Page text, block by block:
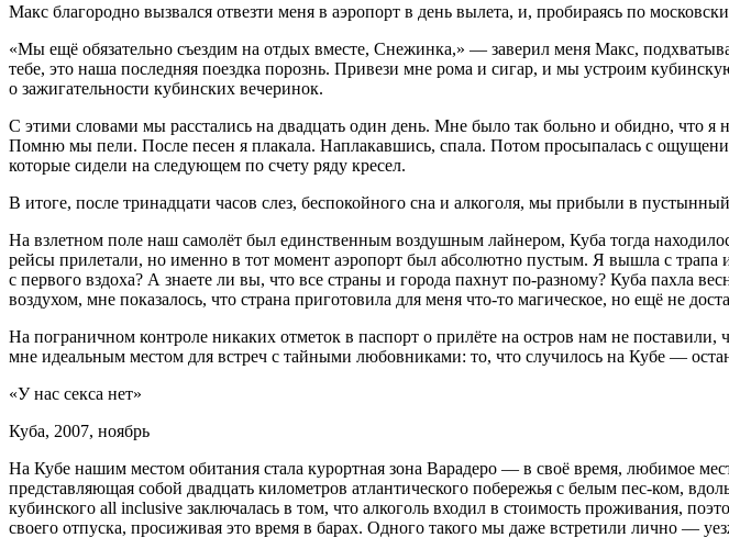
Макс благородно вызвался отвезти меня в аэропорт в день вылета, и, пробираясь по
«Мы ещё обязательно съездим на отдых вместе, Снежинка,» — заверил меня Макс,
тебе, это наша последняя поездка порознь. Привези мне рома и сигар, и мы устроим
о зажигательности кубинских вечеринок.
С этими словами мы расстались на двадцать один день. Мне было так больно и обидно, что
Помню мы пели. После песен я плакала. Наплакавшись, спала. Потом просыпалась с
которые сидели на следующем по счету ряду кресел.
В итоге, после тринадцати часов слез, беспокойного сна и алкоголя, мы прибыли в пустынный
На взлетном поле наш самолёт был единственным воздушным лайнером, Куба тогда
рейсы прилетали, но именно в тот момент аэропорт был абсолютно пустым. Я вышла с трапа
с первого вздоха? А знаете ли вы, что все страны и города пахнут по-разному? Куба пахла
воздухом, мне показалось, что страна приготовила для меня что-то магическое, но ещё не
На пограничном контроле никаких отметок в паспорт о прилёте на остров нам не
мне идеальным местом для встреч с тайными любовниками: то, что случилось на Кубе —
«У нас секса нет»
Куба, 2007, ноябрь
На Кубе нашим местом обитания стала курортная зона Варадеро — в своё время, любимое
представляющая собой двадцать километров атлантического побережья с белым пес-ком,
кубинского all inclusive заключалась в том, что алкоголь входил в стоимость проживания,
своего отпуска, просиживая это время в барах. Одного такого мы даже встретили лично —